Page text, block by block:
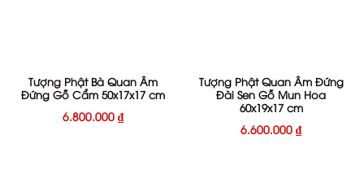
Tượng Phật Bà Quan Âm
Đứng Gỗ Cẩm 50x17x17 cm
6.800.000 ₫
Tượng Phật Quan Âm Đứng
Đài Sen Gỗ Mun Hoa
60x19x17 cm
6.600.000 ₫